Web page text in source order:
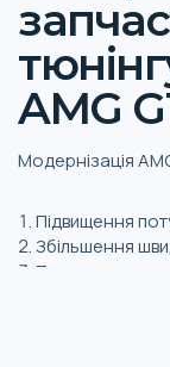
AMG
Модернізація
Підвищення
Збільшення
Покращення
Зменшення